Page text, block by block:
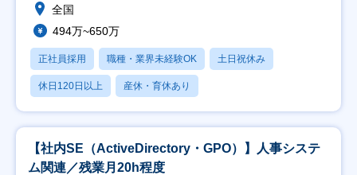
全国
494万~650万
正社員採用 職種・業界未経験OK 土日祝休み
休日120日以上 産休・育休あり
【社内SE（ActiveDirectory・GPO）】人事システ
ム関連／残業月20h程度